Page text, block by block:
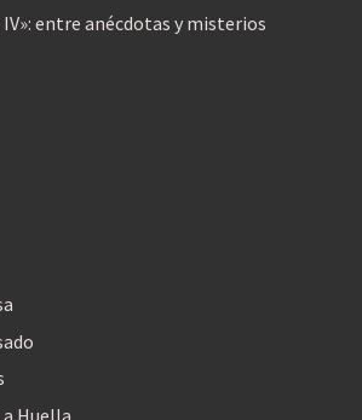
IV»: entre anécdotas y misterios
Huella